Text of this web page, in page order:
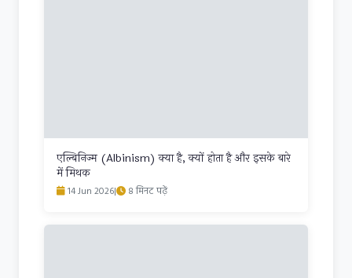
एल्बिनिज्म (Albinism) क्या है, क्यों होता है और इसके बारे
में मिथक
14 Jun 2026| 8 मिनट पढ़ें